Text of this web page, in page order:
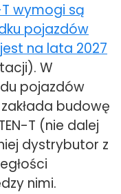
wymogi są
pojazdów
na lata 2027
W
pojazdów
budowę
T (nie dalej
dystrybutor z
nimi.